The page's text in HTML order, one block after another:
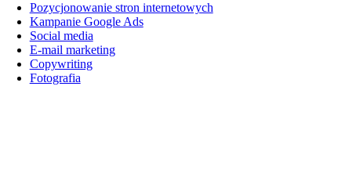
Pozycjonowanie stron internetowych
Kampanie Google Ads
Social media
E-mail marketing
Copywriting
Fotografia